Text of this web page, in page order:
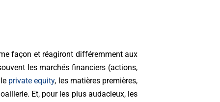
façon et réagiront différemment aux
les marchés financiers (actions,
private equity, les matières premières,
Et, pour les plus audacieux, les